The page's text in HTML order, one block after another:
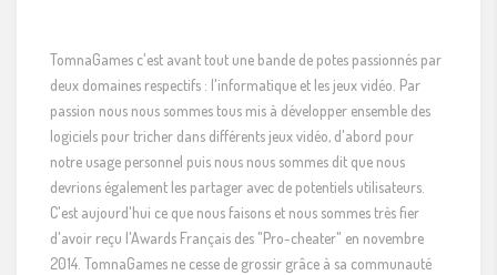
TomnaGames c'est avant tout une bande de potes passionnés par
deux domaines respectifs : l'informatique et les jeux vidéo. Par
passion nous nous sommes tous mis à développer ensemble des
logiciels pour tricher dans différents jeux vidéo, d'abord pour
notre usage personnel puis nous nous sommes dit que nous
devrions également les partager avec de potentiels utilisateurs.
C'est aujourd'hui ce que nous faisons et nous sommes très fier
d'avoir reçu l'Awards Français des "Pro-cheater" en novembre
2014. TomnaGames ne cesse de grossir grâce à sa communauté